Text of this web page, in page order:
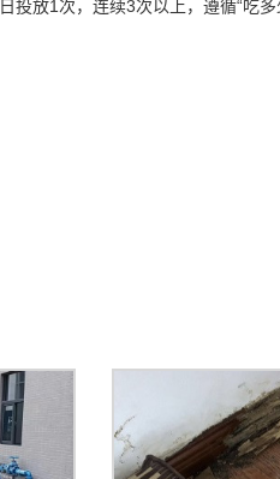
放1次，连续3次以上，遵循“吃